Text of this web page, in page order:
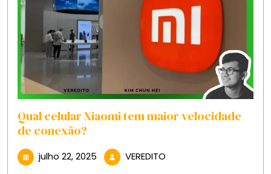
Qual celular Xiaomi tem maior velocidade
de conexão?
julho 22, 2025 julho
VEREDITO